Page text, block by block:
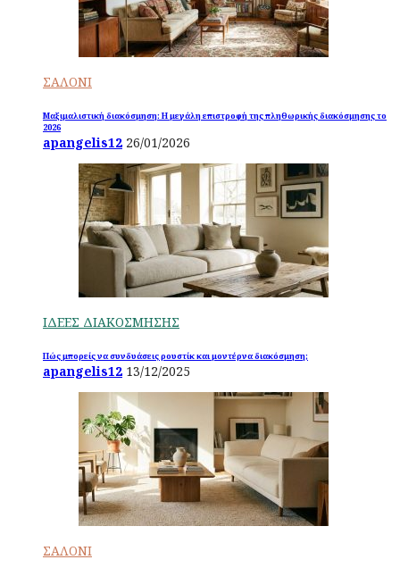
ΣΑΛΟΝΙ
Μαξιμαλιστική διακόσμηση: Η μεγάλη επιστροφή της πληθωρικής διακόσμησης το
2026
apangelis12 26/01/2026
ΙΔΕΕΣ ΔΙΑΚΟΣΜΗΣΗΣ
Πώς μπορείς να συνδυάσεις ρουστίκ και μοντέρνα διακόσμηση;
apangelis12 13/12/2025
ΣΑΛΟΝΙ